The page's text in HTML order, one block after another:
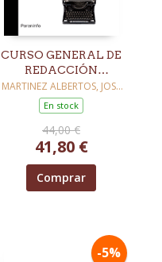
CURSO GENERAL DE
REDACCIÓN
PERIODÍSTICA
MARTINEZ ALBERTOS, JOSE
LUIS
En stock
44,00 €
41,80 €
Comprar
-5%